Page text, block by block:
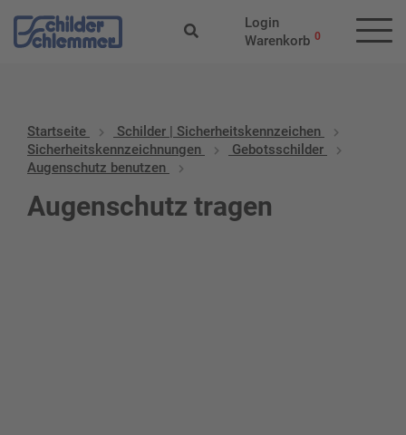
Login
Warenkorb 0
Startseite
Schilder | Sicherheitskennzeichen
Sicherheitskennzeichnungen
Gebotsschilder
Augenschutz benutzen
Augenschutz tragen